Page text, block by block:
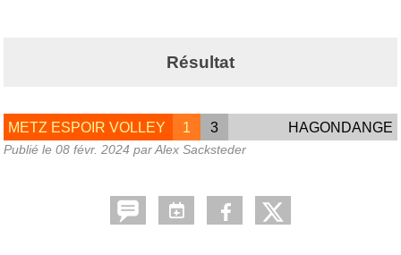
Résultat
METZ ESPOIR VOLLEY 1 3 HAGONDANGE
Publié le 08 févr. 2024 par Alex Sacksteder